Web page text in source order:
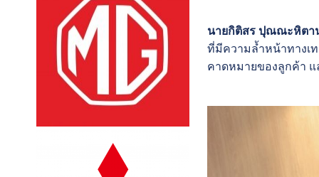
นายกิติสร ปุณณะหิตาน
ที่มีความล้ำหน้าทางเ
คาดหมายของลูกค้า แ